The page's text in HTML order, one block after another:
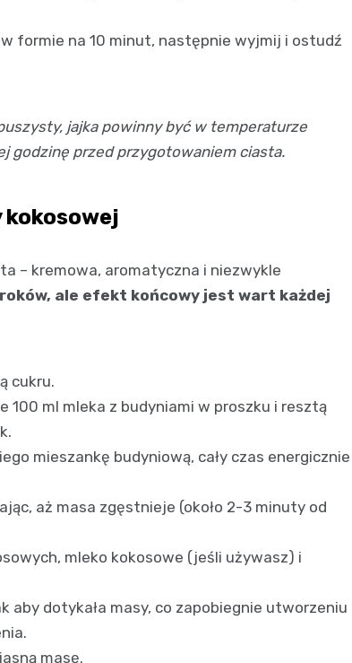
formie na 10 minut, następnie wyjmij i ostudź
jajka powinny być w temperaturze
godzinę przed przygotowaniem ciasta.
– kremowa, aromatyczna i niezwykle
ale efekt końcowy jest wart każdej
cukru.
100 ml mleka z budyniami w proszku i resztą
mieszankę budyniową, cały czas energicznie
aż masa zgęstnieje (około 2-3 minuty od
mleko kokosowe (jeśli używasz) i
aby dotykała masy, co zapobiegnie utworzeniu
masę.